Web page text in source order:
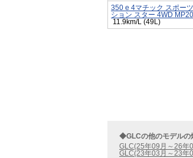
350 e 4マチック スポー
ション スター 4WD
11.9km/L (49L)
◆GLCの他のモデルの
GLC(25年09月～26年
GLC(23年03月～23年